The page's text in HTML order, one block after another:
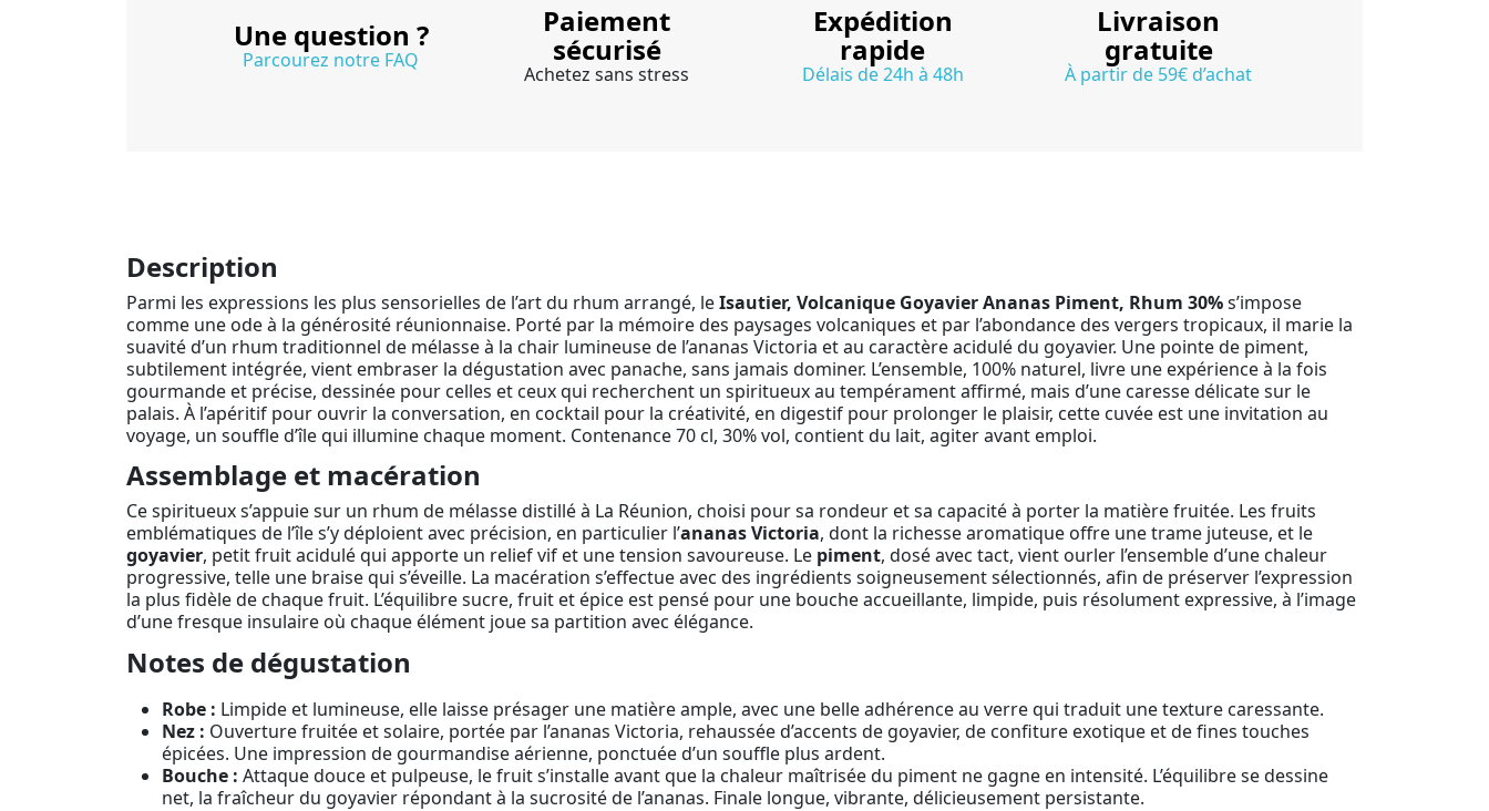
Une question ?
Parcourez notre FAQ
Paiement
sécurisé
Achetez sans stress
Expédition
rapide
Délais de 24h à 48h
Livraison
gratuite
À partir de 59€ d’achat
Description
Parmi les expressions les plus sensorielles de l’art du rhum arrangé, leIsautier, Volcanique Goyavier Ananas Piment, Rhum 30%s’impose
comme une ode à la générosité réunionnaise. Porté par la mémoire des paysages volcaniques et par l’abondance des vergers tropicaux, il marie la
suavité d’un rhum traditionnel de mélasse à la chair lumineuse de l’ananas Victoria et au caractère acidulé du goyavier. Une pointe de piment,
subtilement intégrée, vient embraser la dégustation avec panache, sans jamais dominer. L’ensemble, 100% naturel, livre une expérience à la fois
gourmande et précise, dessinée pour celles et ceux qui recherchent un spiritueux au tempérament affirmé, mais d’une caresse délicate sur le
palais. À l’apéritif pour ouvrir la conversation, en cocktail pour la créativité, en digestif pour prolonger le plaisir, cette cuvée est une invitation au
voyage, un souffle d’île qui illumine chaque moment. Contenance 70 cl, 30% vol, contient du lait, agiter avant emploi.
Assemblage et macération
Ce spiritueux s’appuie sur un rhum de mélasse distillé à La Réunion, choisi pour sa rondeur et sa capacité à porter la matière fruitée. Les fruits
emblématiques de l’île s’y déploient avec précision, en particulier l’ananas Victoria, dont la richesse aromatique offre une trame juteuse, et le
goyavier, petit fruit acidulé qui apporte un relief vif et une tension savoureuse. Le piment, dosé avec tact, vient ourler l’ensemble d’une chaleur
progressive, telle une braise qui s’éveille. La macération s’effectue avec des ingrédients soigneusement sélectionnés, afin de préserver l’expression
la plus fidèle de chaque fruit. L’équilibre sucre, fruit et épice est pensé pour une bouche accueillante, limpide, puis résolument expressive, à l’image
d’une fresque insulaire où chaque élément joue sa partition avec élégance.
Notes de dégustation
Robe : Limpide et lumineuse, elle laisse présager une matière ample, avec une belle adhérence au verre qui traduit une texture caressante.
Nez : Ouverture fruitée et solaire, portée par l’ananas Victoria, rehaussée d’accents de goyavier, de confiture exotique et de fines touches
épicées. Une impression de gourmandise aérienne, ponctuée d’un souffle plus ardent.
Bouche : Attaque douce et pulpeuse, le fruit s’installe avant que la chaleur maîtrisée du piment ne gagne en intensité. L’équilibre se dessine
net, la fraîcheur du goyavier répondant à la sucrosité de l’ananas. Finale longue, vibrante, délicieusement persistante.